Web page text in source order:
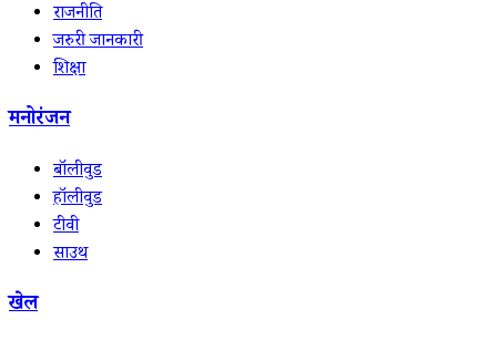
राजनीति
जरुरी जानकारी
शिक्षा
मनोरंजन
बॉलीवुड
हॉलीवुड
टीवी
साउथ
खेल